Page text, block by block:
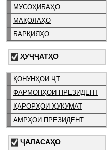
МУСОҲИБАҲО
МАҚОЛАҲО
БАРҚИЯҲО
ҲУҶҶАТҲО
ҚОНУНҲОИ ҶТ
ФАРМОНҲОИ ПРЕЗИДЕНТ
ҚАРОРҲОИ ҲУКУМАТ
АМРҲОИ ПРЕЗИДЕНТ
ҶАЛАСАҲО